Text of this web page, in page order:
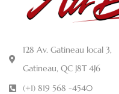
128 Av. Gatineau local 3,
Gatineau, QC J8T 4J6
(+1) 819 568 -4540